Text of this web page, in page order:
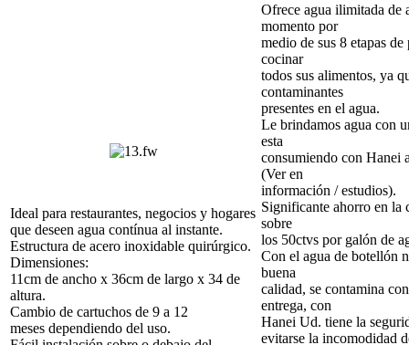
Ideal para restaurantes, negocios y hogares
que deseen agua contínua al instante.
Estructura de acero inoxidable quirúrgico.
Dimensiones:
11cm de ancho x 36cm de largo x 34 de
altura.
Cambio de cartuchos de 9 a 12
meses dependiendo del uso.
Ofrece agua ilimitada de
momento por
medio de sus 8 etapas
cocinar
todos sus alimentos, ya
contaminantes
presentes en el agua.
Le brindamos agua con
esta
consumiendo con Hanei
(Ver en
información / estudios).
Significante ahorro en la
sobre
los 50ctvs por galón de
Con el agua de botellón
buena
calidad, se contamina
entrega, con
Hanei Ud. tiene la
evitarse la incomodidad